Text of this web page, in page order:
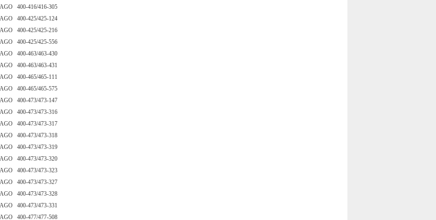
400-416/416-305
400-425/425-124
400-425/425-216
400-425/425-556
400-463/463-430
400-463/463-431
400-465/465-111
400-465/465-575
400-473/473-147
400-473/473-316
400-473/473-317
400-473/473-318
400-473/473-319
400-473/473-320
400-473/473-323
400-473/473-327
400-473/473-328
400-473/473-331
400-477/477-508